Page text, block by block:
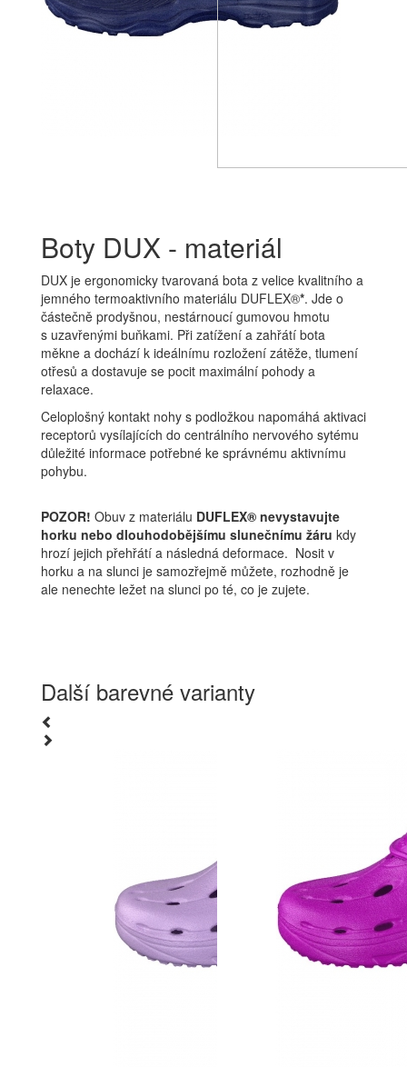
Boty DUX - materiál
DUX je ergonomicky tvarovaná bota z velice kvalitního a
jemného termoaktivního materiálu DUFLEX®*. Jde o
částečně prodyšnou, nestárnoucí gumovou hmotu
s uzavřenými buňkami. Při zatížení a zahřátí bota
měkne a dochází k ideálnímu rozložení zátěže, tlumení
otřesů a dostavuje se pocit maximální pohody a
relaxace.
Celoplošný kontakt nohy s podložkou napomáhá aktivaci
receptorů vysílajících do centrálního nervového sytému
důležité informace potřebné ke správnému aktivnímu
pohybu.
POZOR! Obuv z materiálu DUFLEX® nevystavujte
horku nebo dlouhodobějšímu slunečnímu žáru kdy
hrozí jejich přehřátí a následná deformace. Nosit v
horku a na slunci je samozřejmě můžete, rozhodně je
ale nenechte ležet na slunci po té, co je zujete.
Další barevné varianty